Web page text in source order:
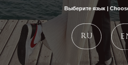
Выберите язык |
ЛИСТАЙТЕ